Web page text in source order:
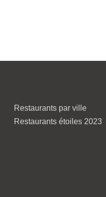
Restaurants par ville
Restaurants étoiles 2023